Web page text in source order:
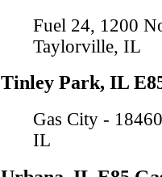
Fuel 24, 1200
Taylorville, IL
Tinley Park, IL
Gas City -
IL